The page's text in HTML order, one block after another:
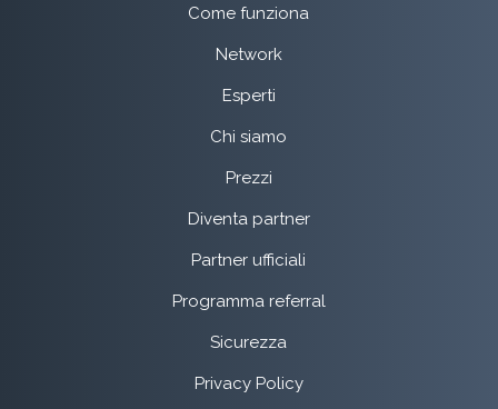
Come funziona
Network
Esperti
Chi siamo
Prezzi
Diventa partner
Partner ufficiali
Programma referral
Sicurezza
Privacy Policy